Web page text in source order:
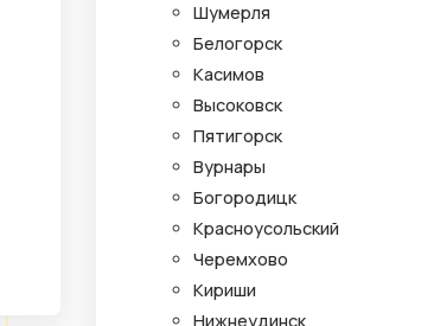
Шумерля
Белогорск
Касимов
Высоковск
Пятигорск
Вурнары
Богородицк
Красноусольский
Черемхово
Кириши
Нижнеудинск